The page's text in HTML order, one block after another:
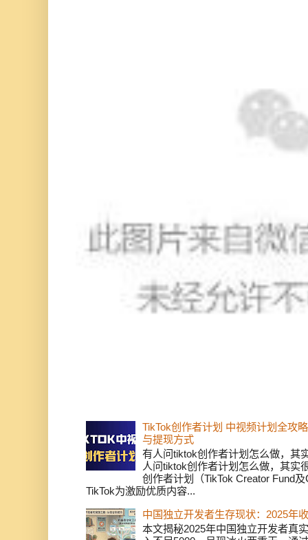
TikTok创作者计划 中视频计划全攻
与提现方式
有人问tiktok创作者计划怎么做，其
人问tiktok创作者计划怎么做，其实
创作者计划（TikTok Creator Fund
TikTok为激励优质内容...
中国独立开发者生存现状：2025年
本文揭秘2025年中国独立开发者真